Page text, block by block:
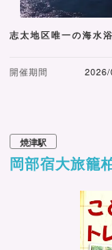
志太地区唯一の海水
開催期間
焼津駅